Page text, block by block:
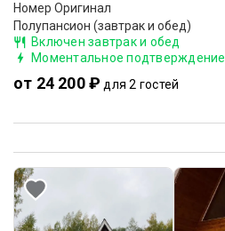
Номер Оригинал
Полупансион (завтрак и обед)
Включен завтрак и обед
Моментальное подтверждение
от 24 200 ₽ для 2 гостей